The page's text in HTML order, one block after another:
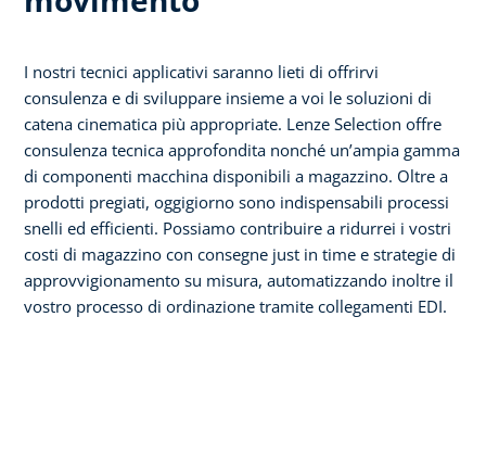
I nostri tecnici applicativi saranno lieti di offrirvi
consulenza e di sviluppare insieme a voi le soluzioni di
catena cinematica più appropriate. Lenze Selection offre
consulenza tecnica approfondita nonché un’ampia gamma
di componenti macchina disponibili a magazzino. Oltre a
prodotti pregiati, oggigiorno sono indispensabili processi
snelli ed efficienti. Possiamo contribuire a ridurrei i vostri
costi di magazzino con consegne just in time e strategie di
approvvigionamento su misura, automatizzando inoltre il
vostro processo di ordinazione tramite collegamenti EDI.